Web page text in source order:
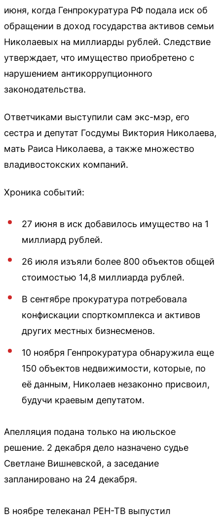
июня, когда Генпрокуратура РФ подала иск об
обращении в доход государства активов семьи
Николаевых на миллиарды рублей. Следствие
утверждает, что имущество приобретено с
нарушением антикоррупционного
законодательства.
Ответчиками выступили сам экс-мэр, его
сестра и депутат Госдумы Виктория Николаева,
мать Раиса Николаева, а также множество
владивостокских компаний.
Хроника событий:
27 июня в иск добавилось имущество на 1
миллиард рублей.
26 июля изъяли более 800 объектов общей
стоимостью 14,8 миллиарда рублей.
В сентябре прокуратура потребовала
конфискации спорткомплекса и активов
других местных бизнесменов.
10 ноября Генпрокуратура обнаружила еще
150 объектов недвижимости, которые, по
её данным, Николаев незаконно присвоил,
будучи краевым депутатом.
Апелляция подана только на июльское
решение. 2 декабря дело назначено судье
Светлане Вишневской, а заседание
запланировано на 24 декабря.
В ноябре телеканал РЕН-ТВ выпустил